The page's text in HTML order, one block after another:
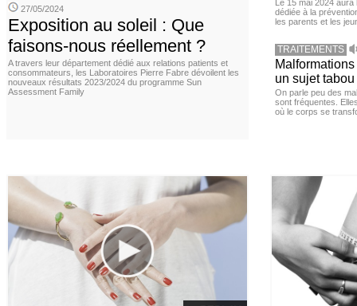
27/05/2024
Exposition au soleil : Que
faisons-nous réellement ?
A travers leur département dédié aux relations patients et
consommateurs, les Laboratoires Pierre Fabre dévoilent les
nouveaux résultats 2023/2024 du programme Sun
Assessment Family
Le 15 mai 2024
dédiée à la
les parents et les
TRAITEMENTS
un sujet tabou
On parle peu des
sont fréquentes.
où le corps se